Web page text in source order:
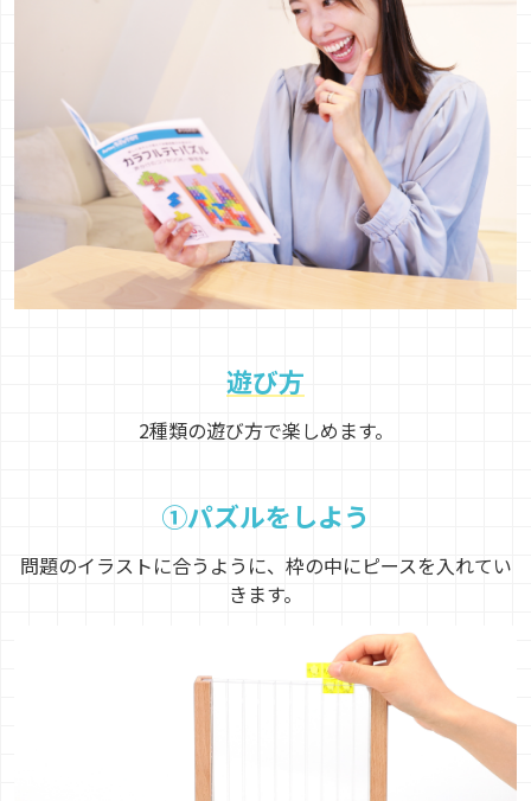
遊び方
2種類の遊び方で楽しめます。
①パズルをしよう
問題のイラストに合うように、枠の中にピースを入れてい
きます。